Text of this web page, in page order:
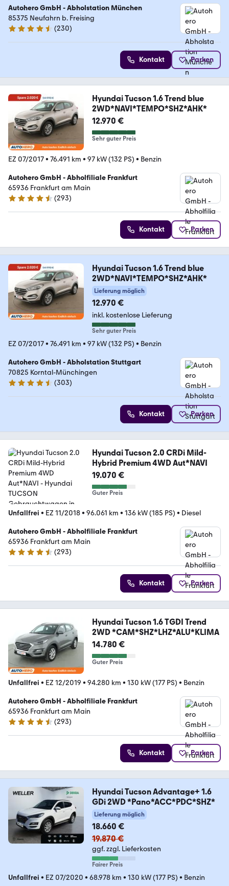
Autohero GmbH - Abholstation München
85375 Neufahrn b. Freising
4.4 Sterne
(230)
Kontakt Parken
Hyundai Tucson 1.6 Trend blue
2WD*NAVI*TEMPO*SHZ*AHK*
12.970 €
Sehr guter Preis
EZ 07/2017• 76.491 km • 97 kW (132 PS) • Benzin
Autohero GmbH - Abholfiliale Frankfurt
65936 Frankfurt am Main
4.6 Sterne
(293)
Kontakt Parken
Hyundai Tucson 1.6 Trend blue
2WD*NAVI*TEMPO*SHZ*AHK*
Lieferung möglich
12.970 €
inkl. kostenlose Lieferung
Sehr guter Preis
EZ 07/2017• 76.491 km • 97 kW (132 PS) • Benzin
Autohero GmbH - Abholstation Stuttgart
70825 Korntal-Münchingen
4.4 Sterne
(303)
Kontakt Parken
Hyundai Tucson 2.0 CRDi Mild-
Hybrid Premium 4WD Aut*NAVI
19.070 €
Guter Preis
Unfallfrei • EZ 11/2018• 96.061 km • 136 kW (185 PS) • Diesel
Autohero GmbH - Abholfiliale Frankfurt
65936 Frankfurt am Main
4.6 Sterne
(293)
Kontakt Parken
Hyundai Tucson 1.6 TGDI Trend
2WD *CAM*SHZ*LHZ*ALU*KLIMA
14.780 €
Guter Preis
Unfallfrei • EZ 12/2019 • 94.280 km • 130 kW (177 PS) • Benzin
Autohero GmbH - Abholfiliale Frankfurt
65936 Frankfurt am Main
4.6 Sterne
(293)
Kontakt Parken
Hyundai Tucson Advantage+ 1.6
GDi 2WD *Pano*ACC*PDC*SHZ*
Lieferung möglich
18.660 €
19.870 €
ggf. zzgl. Lieferkosten
Fairer Preis
Unfallfrei • EZ 07/2020 • 68.978 km • 130 kW (177 PS) • Benzin